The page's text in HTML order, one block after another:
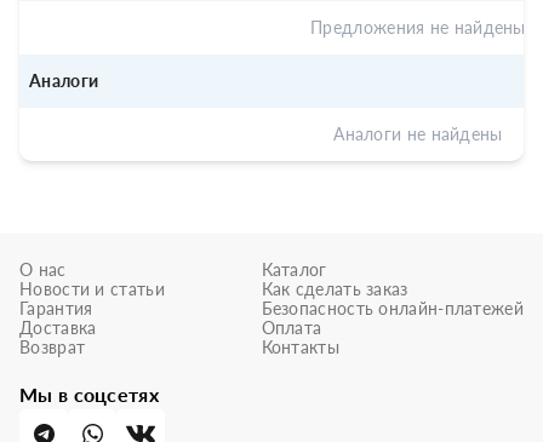
Предложения не найдены
Аналоги
Аналоги не найдены
О нас
Новости и статьи
Гарантия
Доставка
Возврат
Каталог
Как сделать заказ
Безопасность онлайн-платежей
Оплата
Контакты
Мы в соцсетях